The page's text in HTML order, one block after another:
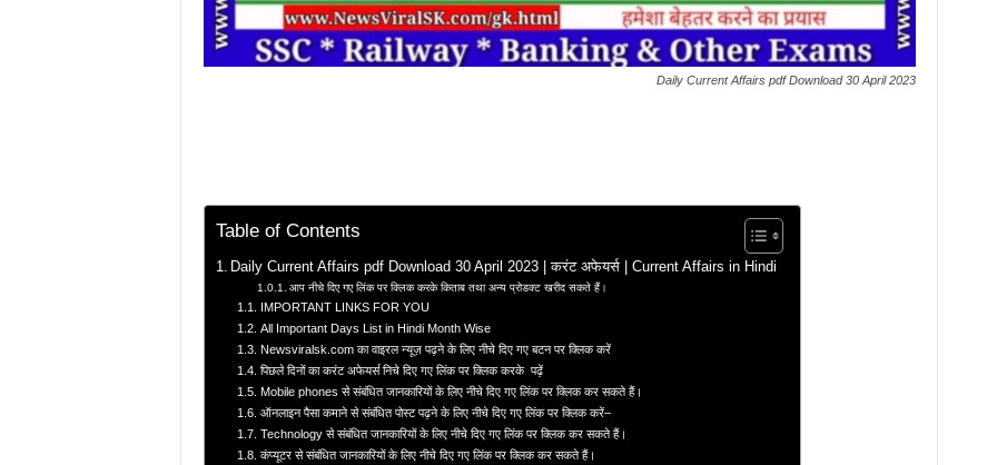
Daily Current Affairs pdf Download 30 April 2023
Table of Contents
Daily Current Affairs pdf Download 30 April 2023 | करंट अफेयर्स | Current Affairs in Hindi
आप नीचे दिए गए लिंक पर क्लिक करके किताब तथा अन्य प्रोडक्ट खरीद सकते हैं।
IMPORTANT LINKS FOR YOU
All Important Days List in Hindi Month Wise
Newsviralsk.com का वाइरल न्यूज़ पढ़ने के लिए नीचे दिए गए बटन पर क्लिक करें
पिछले दिनों का करंट अफेयर्स निचे दिए गए लिंक पर क्लिक करके पढ़ें
Mobile phones से संबंधित जानकारियों के लिए नीचे दिए गए लिंक पर क्लिक कर सकते हैं।
ऑनलाइन पैसा कमाने से संबंधित पोस्ट पढ़ने के लिए नीचे दिए गए लिंक पर क्लिक करें–
Technology से संबंधित जानकारियों के लिए नीचे दिए गए लिंक पर क्लिक कर सकते हैं।
कंप्यूटर से संबंधित जानकारियों के लिए नीचे दिए गए लिंक पर क्लिक कर सकते हैं।